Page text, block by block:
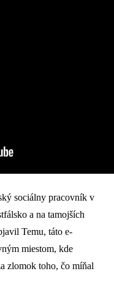
sociálny pracovník v
a na tamojších
Temu, táto e-
miestom, kde
zlomok toho, čo míňal